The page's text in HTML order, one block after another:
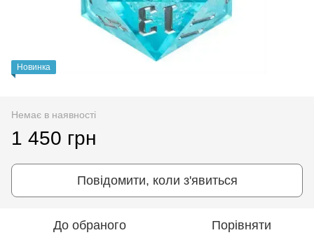
Новинка
Немає в наявності
1 450 грн
Повідомити, коли з'явиться
До обраного Порівняти